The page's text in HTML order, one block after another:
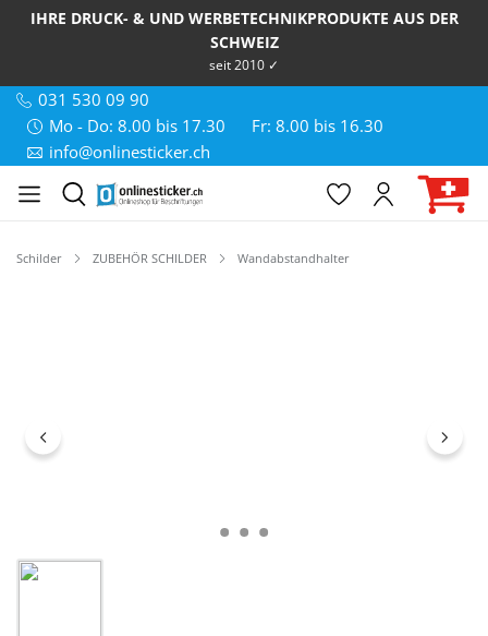
IHRE DRUCK- & UND WERBETECHNIKPRODUKTE AUS DER
SCHWEIZ
seit 2010 ✓
031 530 09 90
Mo - Do: 8.00 bis 17.30
Fr: 8.00 bis 16.30
info@onlinesticker.ch
Schilder ZUBEHÖR SCHILDER Wandabstandhalter